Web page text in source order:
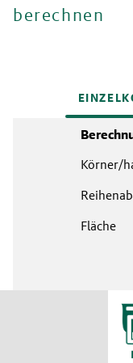
berechnen
Körner/
Fläche